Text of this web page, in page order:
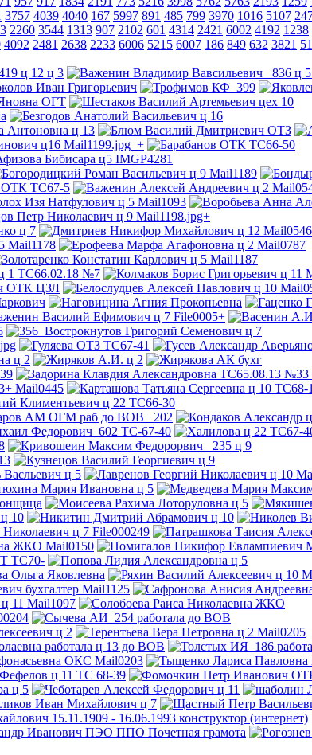
3757 4039 4040 167 5997 891 485 799 3970 1016 5107
2260 3544 1313 907 2102 601 4314 2421 6002 4192 1238
4092 2481 2638 2233 6006 5215 6007 186 849 632 3821